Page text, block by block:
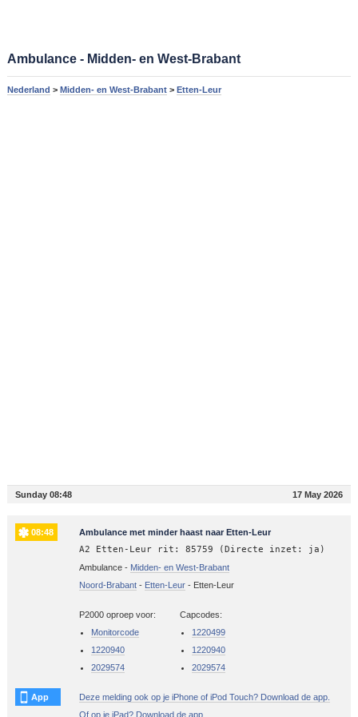
Ambulance - Midden- en West-Brabant
Nederland > Midden- en West-Brabant> Etten-Leur
Sunday 08:48 17 May 2026
08:48 Ambulance met minder haast naar Etten-Leur
A2 Etten-Leur rit: 85759 (Directe inzet: ja)
Ambulance - Midden- en West-Brabant
Noord-Brabant- Etten-Leur- Etten-Leur
P2000 oproep voor:
Monitorcode
1220940
2029574
Capcodes:
1220499
1220940
2029574
App
Deze melding ook op je iPhone of iPod Touch? Download de app.
Of op je iPad? Download de app.